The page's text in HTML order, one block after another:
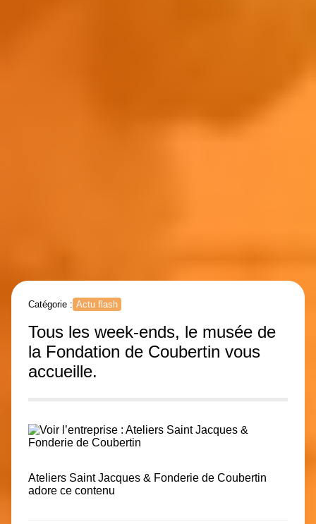
Catégorie : Actu flash
Tous les week-ends, le musée de
la Fondation de Coubertin vous
accueille.
Ateliers Saint Jacques & Fonderie de Coubertin
adore ce contenu